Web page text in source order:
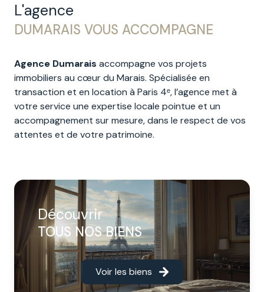
Découvrir
TOUS NOS BIENS
Voir les biens
L'agence
DUMARAIS VOUS ACCOMPAGNE
Agence Dumarais accompagne vos projets
immobiliers au cœur du Marais. Spécialisée en
transaction et en location à Paris 4ᵉ, l’agence met à
votre service une expertise locale pointue et un
accompagnement sur mesure, dans le respect de vos
attentes et de votre patrimoine.